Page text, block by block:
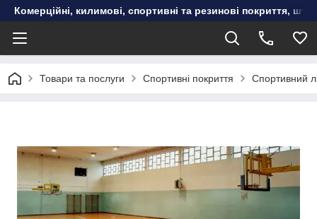
Комерційні, килимові, спортивні та резинові покриття,
Товари та послуги Спортивні покриття Спортивний